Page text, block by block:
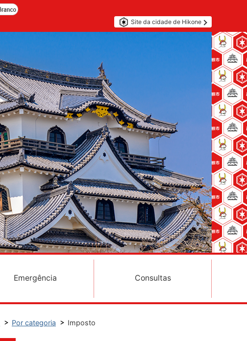
Site da cidade de Hikone
Emergência Consultas
Por categoria Imposto